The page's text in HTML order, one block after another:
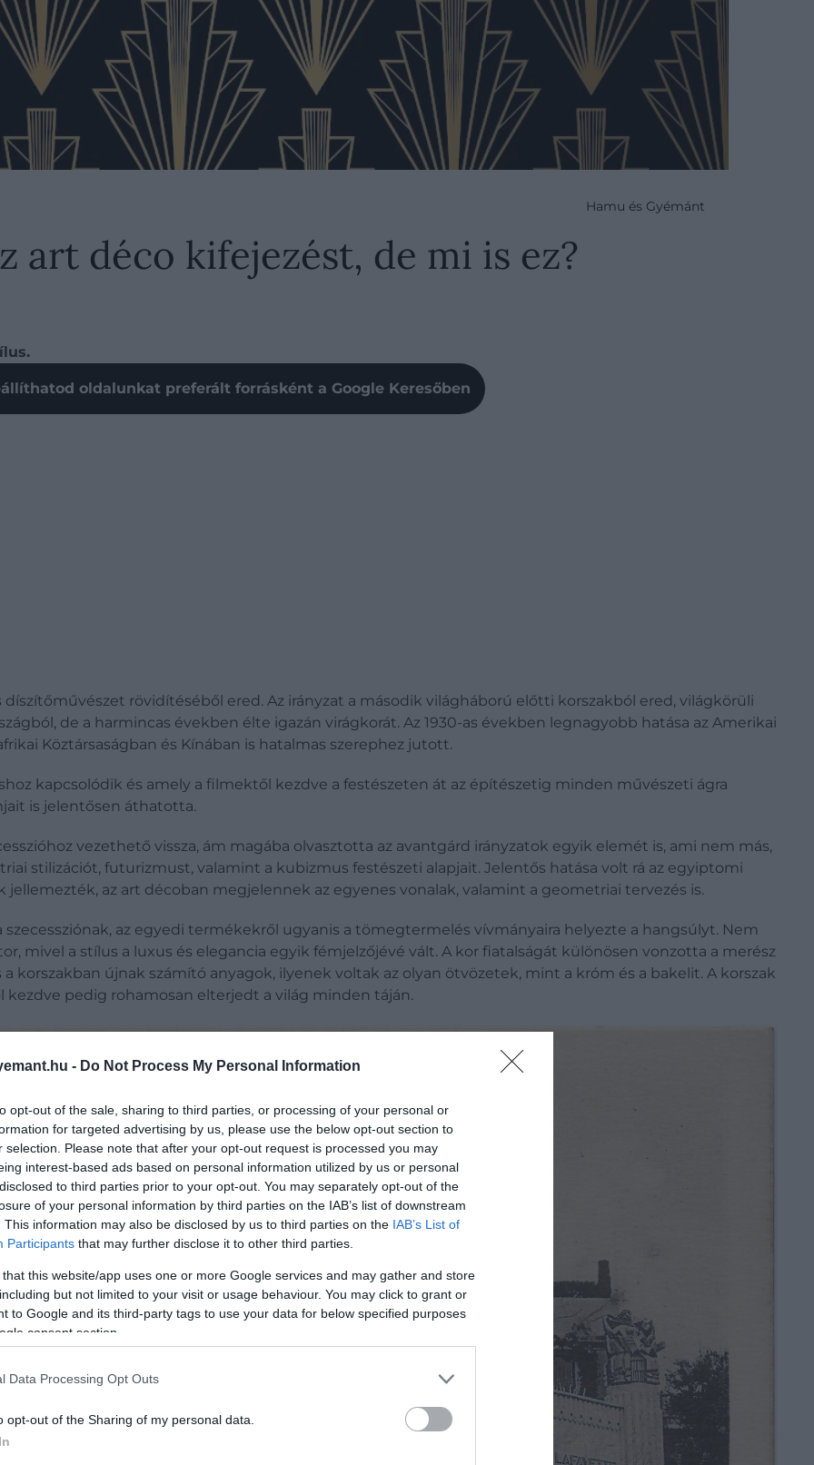
- Do Not Process My Personal Information
opt-out of the sale, sharing to third parties, or processing of your personal or
for targeted advertising by us, please use the below opt-out section to
selection. Please note that after your opt-out request is processed you may
interest-based ads based on personal information utilized by us or personal
to third parties prior to your opt-out. You may separately opt-out of the
of your personal information by third parties on the IAB’s list of downstream
This information may also be disclosed by us to third parties on the IAB’s List of
Participants that may further disclose it to other third parties.
that this website/app uses one or more Google services and may gather and store
but not limited to your visit or usage behaviour. You may click to grant or
to Google and its third-party tags to use your data for below specified purposes
consent section.
Data Processing Opt Outs
opt-out of the Sharing of my personal data.
Hamu és Gyémánt
art déco kifejezést, de mi is ez?
oldalunkat preferált forrásként a Google Keresőben
díszítőművészet rövidítéséből ered. Az irányzat a második világháború előtti korszakból ered, világkörüli
de a harmincas években élte igazán virágkorát. Az 1930-as években legnagyobb hatása az Amerikai
Köztársaságban és Kínában is hatalmas szerephez jutott.
kapcsolódik és amely a filmektől kezdve a festészeten át az építészetig minden művészeti ágra
is jelentősen áthatotta.
vezethető vissza, ám magába olvasztotta az avantgárd irányzatok egyik elemét is, ami nem más,
stilizációt, futurizmust, valamint a kubizmus festészeti alapjait. Jelentős hatása volt rá az egyiptomi
jellemezték, az art décoban megjelennek az egyenes vonalak, valamint a geometriai tervezés is.
az egyedi termékekről ugyanis a tömegtermelés vívmányaira helyezte a hangsúlyt. Nem
mivel a stílus a luxus és elegancia egyik fémjelzőjévé vált. A kor fiatalságát különösen vonzotta a merész
a korszakban újnak számító anyagok, ilyenek voltak az olyan ötvözetek, mint a króm és a bakelit. A korszak
kezdve pedig rohamosan elterjedt a világ minden táján.